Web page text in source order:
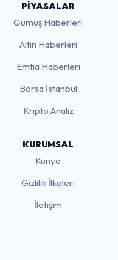
PIYASALAR
Gümüş Haberleri
Altın Haberleri
Emtia Haberleri
Borsa İstanbul
Kripto Analiz
KURUMSAL
Künye
Gizlilik İlkeleri
İletişim